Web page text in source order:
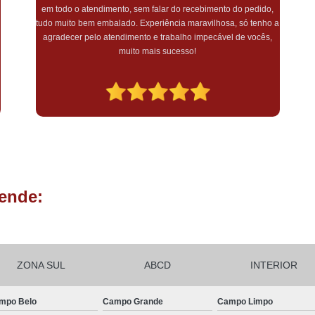
Lembrancinhas de Aniversário de 1
Lembrancinhas de Festa Infantil
Lembrança Batizado Padrinhos
Lembrancinha Batismo
Panetone Trufado Caseiro
Panetone Trufado de
Panetone Trufado Gourmet
simplesmente amei o quão linda e delicada ficou! Muito
obrigada por essa sensibilidade e pelo lindo trabalho! Com ctz
farei outras encomendas
ZONA SUL ABCD INTERIOR
Belo Campo Grande Campo Limpo